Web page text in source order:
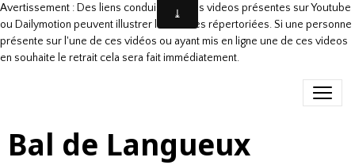
Avertissement : Des liens conduisant à des videos présentes sur Youtube
ou Dailymotion peuvent illustrer les danses répertoriées. Si une personne
présente sur l'une de ces vidéos ou ayant mis en ligne une de ces videos
en souhaite le retrait cela sera fait immédiatement.
Bal de Langueux